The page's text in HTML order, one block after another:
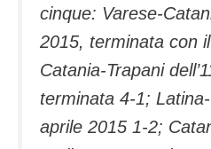
cinque: Varese-
2015, terminata con
Catania-Trapani
terminata 4-1;
aprile 2015 1-2;